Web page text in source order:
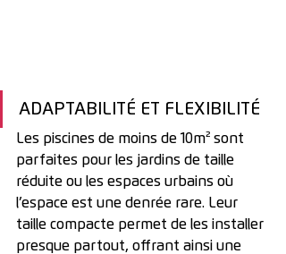
ADAPTABILITÉ ET FLEXIBILITÉ
Les piscines de moins de 10m² sont
parfaites pour les jardins de taille
réduite ou les espaces urbains où
l’espace est une denrée rare. Leur
taille compacte permet de les installer
presque partout, offrant ainsi une